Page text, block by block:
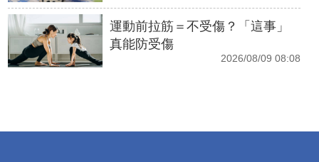
運動前拉筋＝不受傷？「這事」
真能防受傷
2026/08/09 08:08